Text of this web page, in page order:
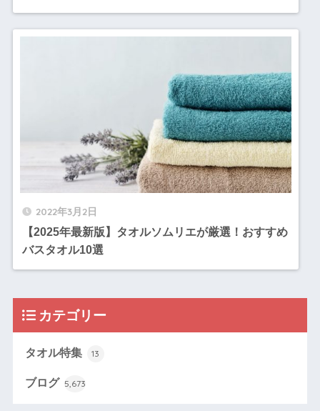
2022年3月2日
【2025年最新版】タオルソムリエが厳選！おすすめ
バスタオル10選
カテゴリー
タオル特集 13
ブログ 5,673